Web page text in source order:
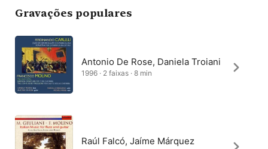
Gravações populares
Antonio De Rose, Daniela Troiani
1996 · 2 faixas · 8 min
Raúl Falcó, Jaíme Márquez